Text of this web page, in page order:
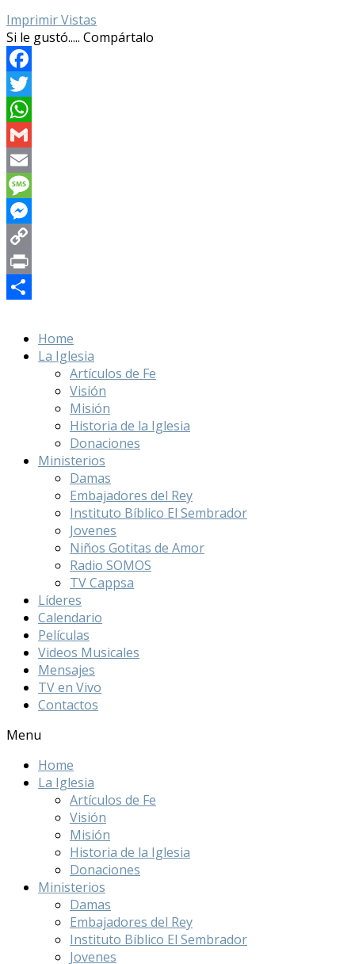
ImprimirVistas
Si le gustó..... Compártalo
Facebook
Twitter
WhatsApp
Gmail
Email
Message
Messenger
Copy
Link
Print
Home
La Iglesia
Artículos de Fe
Visión
Misión
Historia de la Iglesia
Donaciones
Ministerios
Damas
Embajadores del Rey
Instituto Bíblico El Sembrador
Jovenes
Niños Gotitas de Amor
Radio SOMOS
TV Cappsa
Líderes
Calendario
Películas
Videos Musicales
Mensajes
TV en Vivo
Contactos
Menu
Home
La Iglesia
Artículos de Fe
Visión
Misión
Historia de la Iglesia
Donaciones
Ministerios
Damas
Embajadores del Rey
Instituto Bíblico El Sembrador
Jovenes